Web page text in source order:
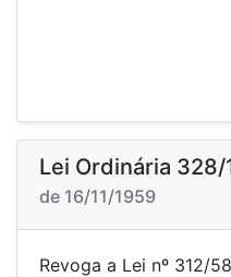
Lei Ordinária 328/
de 16/11/1959
Revoga a Lei nº 312/